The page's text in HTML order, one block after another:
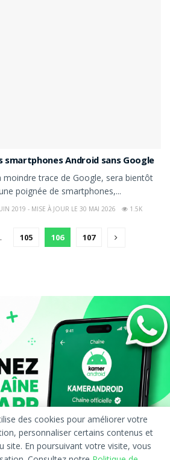
smartphones Android sans Google
moindre trace de Google, sera bientôt
poignée de smartphones,...
2019 - MISE À JOUR LE 30 MAI 2026 1.5K
105 106 107
des cookies pour améliorer votre
personnaliser certains contenus et
site. En poursuivant votre visite, vous